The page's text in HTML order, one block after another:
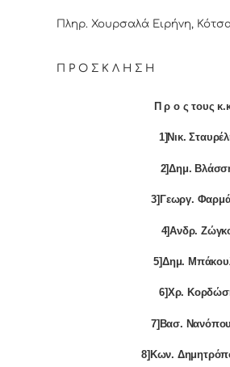
Πληρ. Χουρσαλά Ειρήνη,
Π Ρ Ο Σ Κ Λ Η Σ Η
Π ρ ο ς τους
1]Νικ.
2]Δημ.
3]Γεωργ.
4]Ανδρ.
5]Δημ.
6]Χρ.
7]Βασ.
8]Κων.